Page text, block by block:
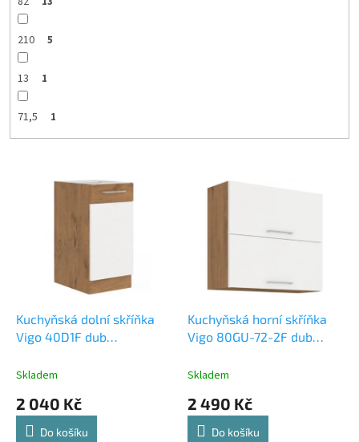
210 5
13 1
71,5 1
Kuchyňská dolní skříňka
Vigo 40D1F dub
Skladem
2 040 Kč
Do košíku
Kuchyňská horní skříňka
Vigo 80GU-72-2F dub
Skladem
2 490 Kč
Do košíku